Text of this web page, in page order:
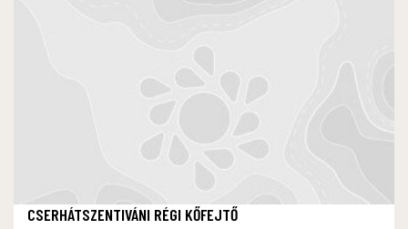
CSERHÁTSZENTIVÁNI RÉGI KŐFEJTŐ